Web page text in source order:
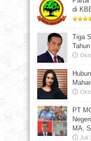
di
Tiga
PT
MA,
Juli